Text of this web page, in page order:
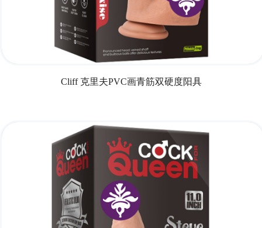
Cliff 克里夫PVC画青筋双硬度阳具